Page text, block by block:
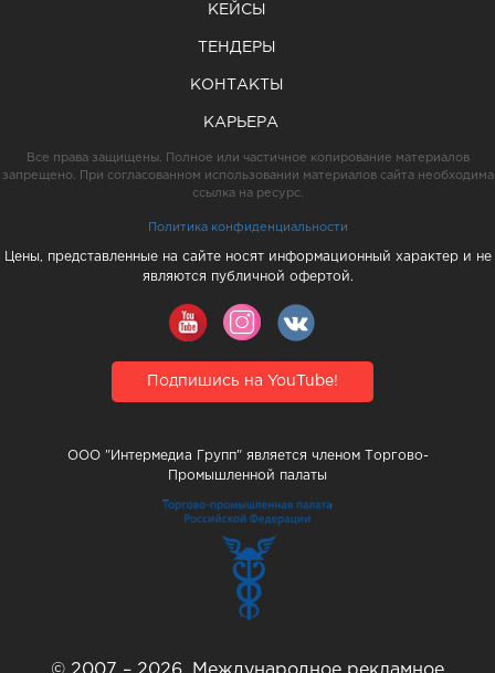
КЕЙСЫ
ТЕНДЕРЫ
КОНТАКТЫ
КАРЬЕРА
Все права защищены. Полное или частичное копирование материалов
запрещено. При согласованном использовании материалов сайта необходима
ссылка на ресурс.
Политика конфиденциальности
Цены, представленные на сайте носят информационный характер и не
являются публичной офертой.
Подпишись на YouTube!
ООО "Интермедиа Групп" является членом Торгово-
Промышленной палаты